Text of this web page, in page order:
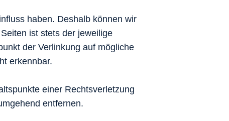
haben. Deshalb können wir
ist stets der jeweilige
der Verlinkung auf mögliche
erkennbar.
einer Rechtsverletzung
entfernen.